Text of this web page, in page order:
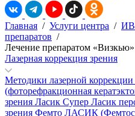
Главная / Услуги центра /
препаратов /
Лечение препаратом «Визкью»
Лазерная коррекция зрения
Методики лазерной коррекции
(фоторефракционная
зрения Ласик Супер Ласик
зрения Фемто ЛАСИК